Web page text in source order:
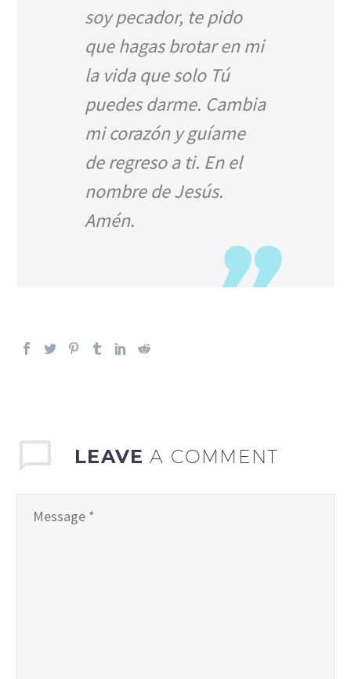
soy pecador, te pido
que hagas brotar en mi
la vida que solo Tú
puedes darme. Cambia
mi corazón y guíame
de regreso a ti. En el
nombre de Jesús.
Amén.
LEAVEA COMMENT